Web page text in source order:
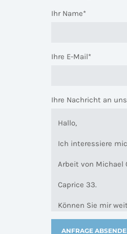
Ihr Name*
Ihre E-Mail*
Ihre Nachricht an uns